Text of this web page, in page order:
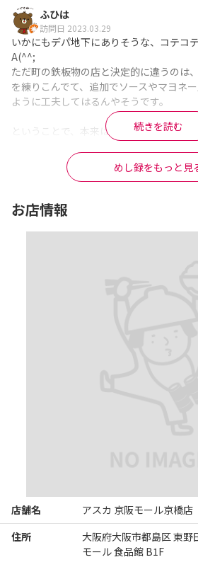
ふひは
訪問日 2023.03.29
いかにもデパ地下にありそうな、コテコ
A(^^;
ただ町の鉄板物の店と決定的に違うのは
を練りこんでて、追加でソースやマヨネ
ように工夫してはるんやそうです。
ということで、本来はそのたこ焼きをい
「焼きそば（大盛）：\770（税込）」
届いた料理は、写真の通りいわば「ミック
イカ、豚玉、エビそして野菜といった具
続きを読む
めし録をもっと見
お店情報
店舗名
アスカ 京阪モール京橋店
住所
大阪府大阪市都島区 東
モール 食品館 B1F